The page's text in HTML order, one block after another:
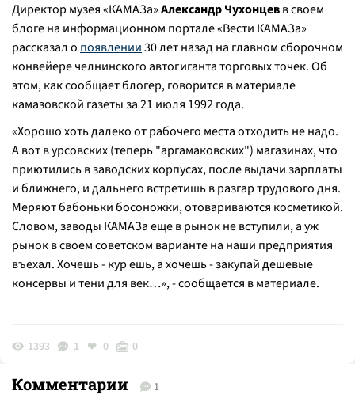
Директор музея «КАМАЗа»Александр Чухонцевв своем
блоге на информационном портале «Вести КАМАЗа»
рассказал о появлении30 лет назад на главном сборочном
конвейере челнинского автогиганта торговых точек. Об
этом, как сообщает блогер, говорится в материале
камазовской газеты за 21 июля 1992 года.
«Хорошо хоть далеко от рабочего места отходить не надо.
А вот в урсовских (теперь "аргамаковских") магазинах, что
приютились в заводских корпусах, после выдачи зарплаты
и ближнего, и дальнего встретишь в разгар трудового дня.
Меряют бабоньки босоножки, отовариваются косметикой.
Словом, заводы КАМАЗа еще в рынок не вступили, а уж
рынок в своем советском варианте на наши предприятия
въехал. Хочешь - кур ешь, а хочешь - закупай дешевые
консервы и тени для век…», - сообщается в материале.
1393 1 0 0
Комментарии 1